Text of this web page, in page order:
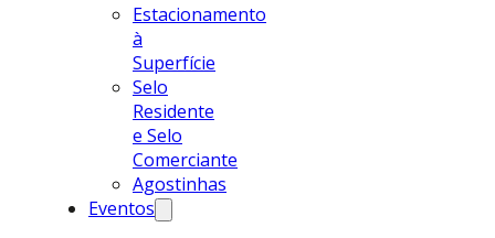
Estacionamento
à
Superfície
Selo
Residente
e Selo
Comerciante
Agostinhas
Eventos